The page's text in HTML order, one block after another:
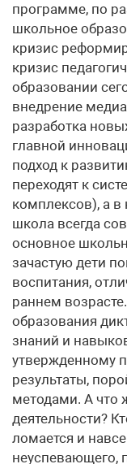
программе, по
школьное
кризис
кризис
образовании
внедрение
разработка
главной
подход к
переходят к
комплексов), а в
школа всегда
основное
зачастую дети
воспитания,
раннем
образования
знаний и
утвержденному
результаты,
методами. А что
деятельности?
ломается и
неуспевающего,